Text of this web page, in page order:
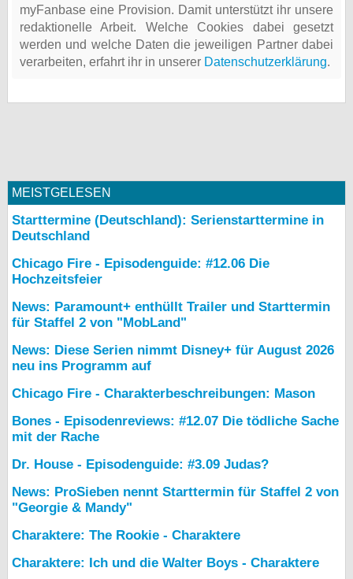
myFanbase eine Provision. Damit unterstützt ihr unsere
redaktionelle Arbeit. Welche Cookies dabei gesetzt
werden und welche Daten die jeweiligen Partner dabei
verarbeiten, erfahrt ihr in unserer Datenschutzerklärung.
MEISTGELESEN
Starttermine (Deutschland): Serienstarttermine in
Deutschland
Chicago Fire - Episodenguide: #12.06 Die
Hochzeitsfeier
News: Paramount+ enthüllt Trailer und Starttermin
für Staffel 2 von "MobLand"
News: Diese Serien nimmt Disney+ für August 2026
neu ins Programm auf
Chicago Fire - Charakterbeschreibungen: Mason
Bones - Episodenreviews: #12.07 Die tödliche Sache
mit der Rache
Dr. House - Episodenguide: #3.09 Judas?
News: ProSieben nennt Starttermin für Staffel 2 von
"Georgie & Mandy"
Charaktere: The Rookie - Charaktere
Charaktere: Ich und die Walter Boys - Charaktere